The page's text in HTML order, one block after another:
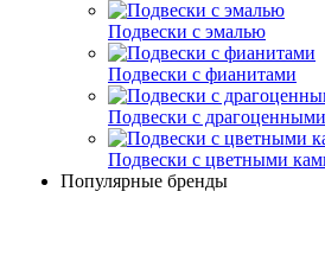
Подвески с эмалью
Подвески с фианитами
Подвески с
Подвески с цветными
Популярные бренды